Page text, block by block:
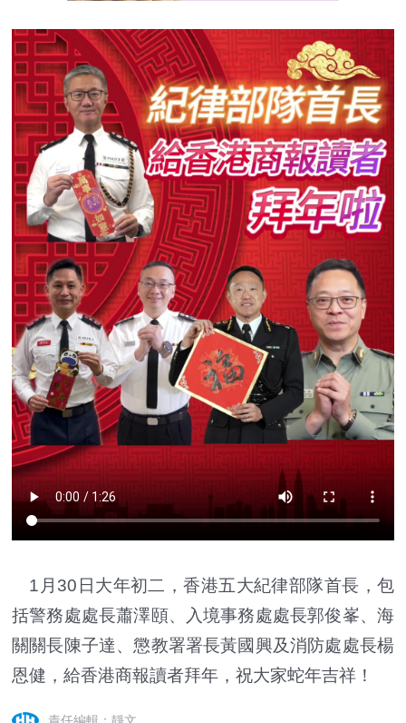
1月30日大年初二，香港五大紀律部隊首長，包
括警務處處長蕭澤頤、入境事務處處長郭俊峯、海
關關長陳子達、懲教署署長黃國興及消防處處長楊
恩健，給香港商報讀者拜年，祝大家蛇年吉祥！
責任編輯：靜文